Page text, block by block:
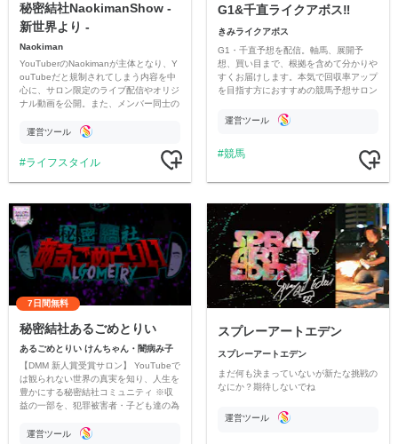
秘密結社NaokimanShow -
新世界より -
Naokiman
YouTuberのNaokimanが主体となり、Y
ouTubeだと規制されてしまう内容を中
心に、サロン限定のライブ配信やオリジ
ナル動画を公開。また、メンバー同士の
ただいています。
運営ツール
ライフスタイル
G1&千直ライクアボス‼️
きみライクアボス
G1・千直予想を配信。軸馬、展開予
想、買い目まで、根拠を含めて分かりや
すくお届けします。本気で回収率アップ
を目指す方におすすめの競馬予想サロン
運営ツール
競馬
7日間無料
秘密結社あるごめとりい
あるごめとりい けんちゃん・闇病み子
【DMM 新人賞受賞サロン】 YouTubeで
は観られない世界の真実を知り、人生を
豊かにする秘密結社コミュニティ ※収
益の一部を、犯罪被害者・子ども達の為
す運営ツール
スプレーアートエデン
スプレーアートエデン
まだ何も決まっていないが新たな挑戦の
なにか？期待しないでね
運営ツール